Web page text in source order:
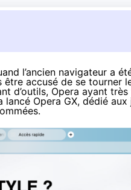
l’ancien navigateur a
être accusé de se tourner
d’outils, Opera ayant
Opera GX, dédié